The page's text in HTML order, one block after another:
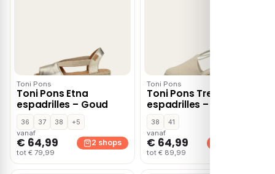
Toni Pons
Toni Pons Etna
espadrilles – Goud
36 37 38
+5
vanaf
€ 64,99
tot € 79,99
2 shops
Toni Pons
Toni Pons Tremp
espadrilles – Beige
38
41
vanaf
€ 64,99
tot € 89,99